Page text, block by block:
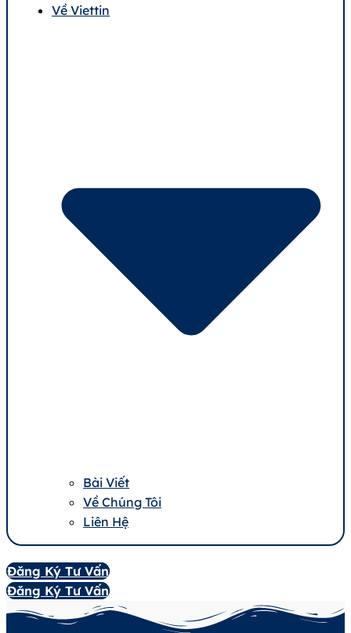
Về Viettin
Bài Viết
Về Chúng Tôi
Liên Hệ
Đăng Ký Tư Vấn
Đăng Ký Tư Vấn